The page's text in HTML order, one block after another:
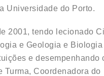
Universidade do Porto.
2001, tendo lecionado
e Geologia e Biologia
e desempenhando
Turma, Coordenadora do